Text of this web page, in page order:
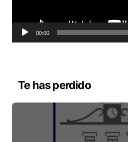
t
r
d
00:00
Te has perdido